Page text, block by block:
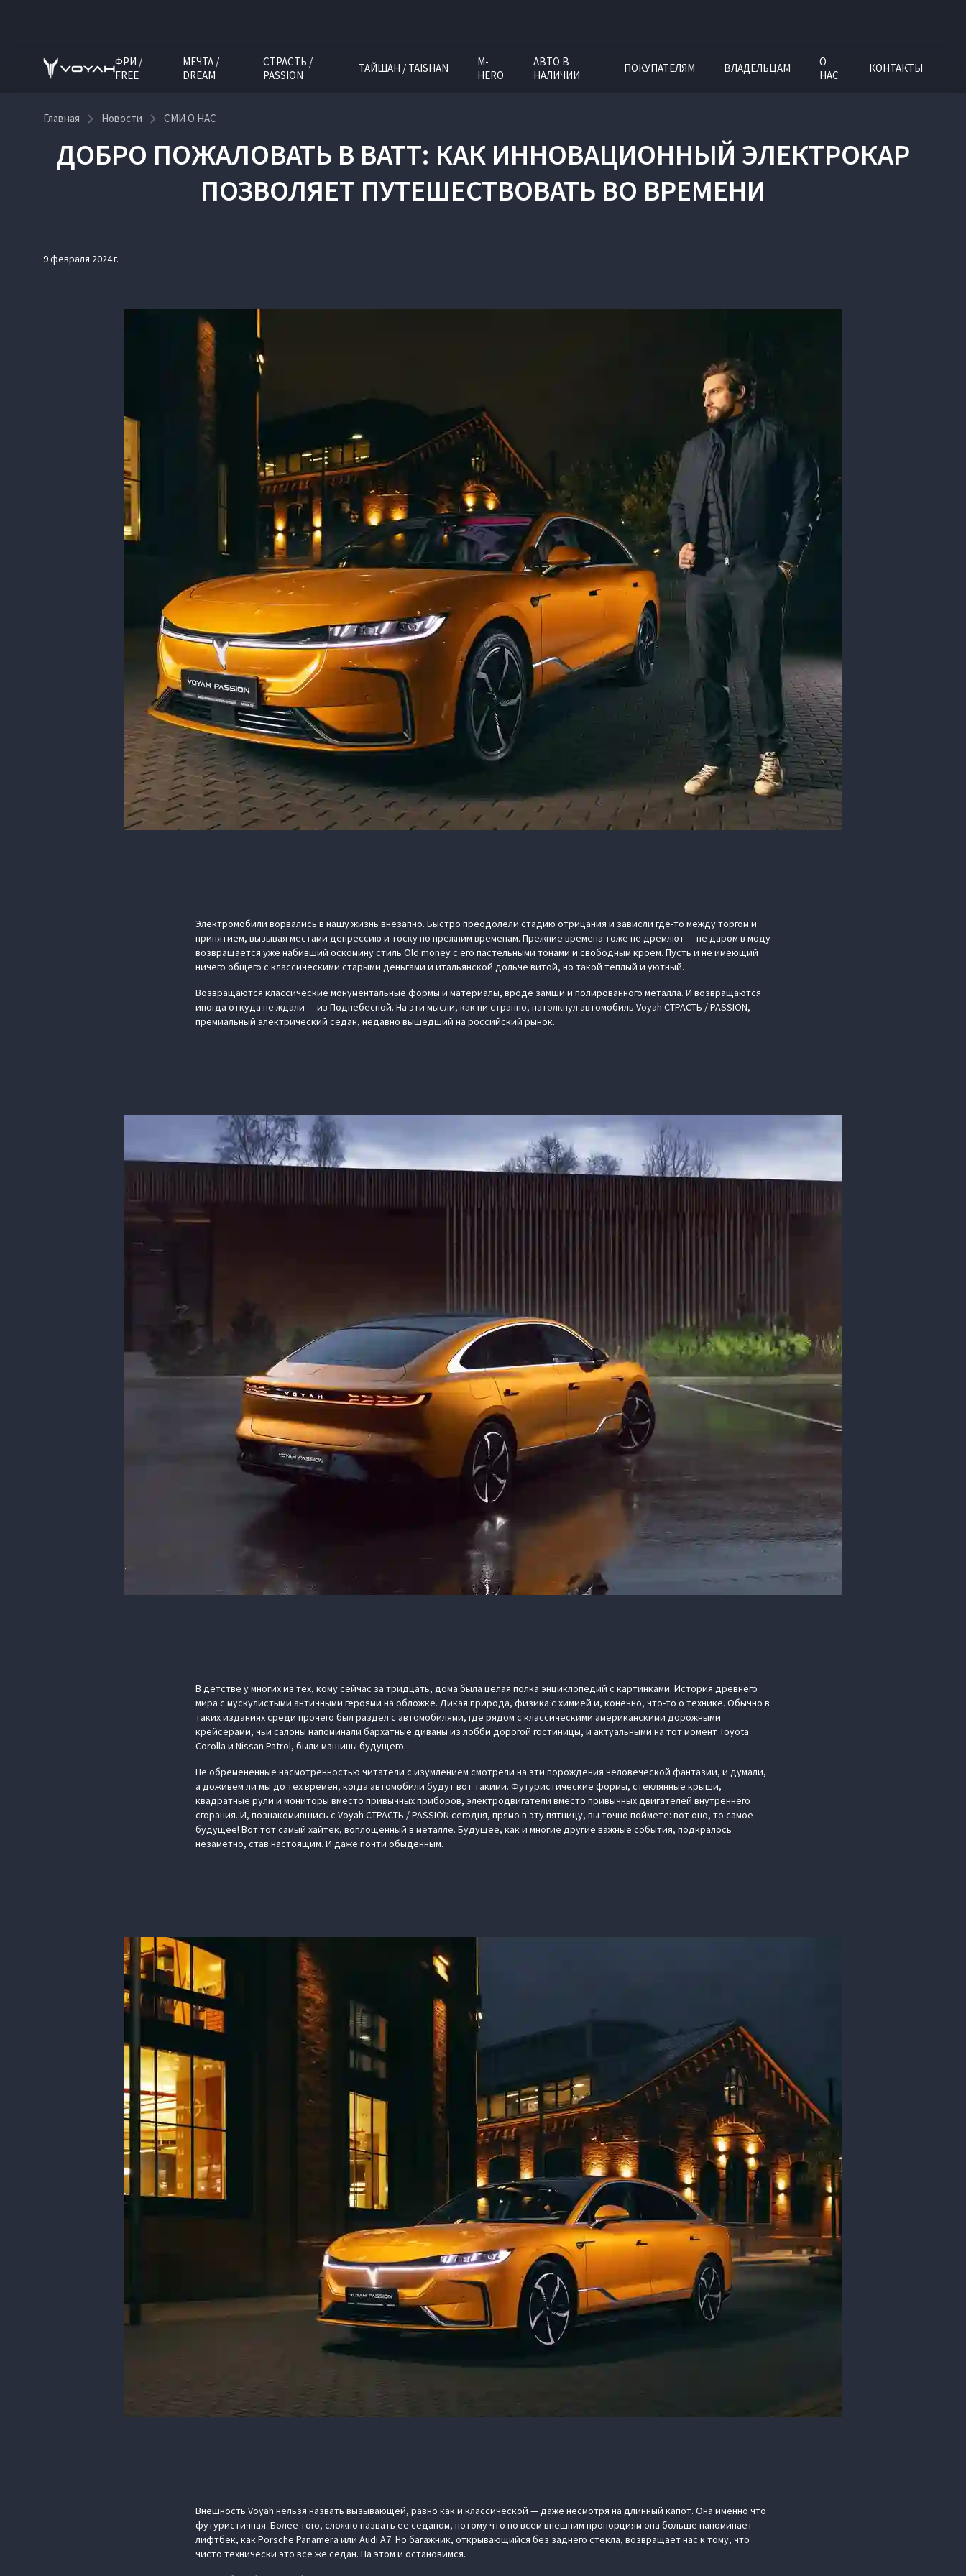
ФРИ /
FREE
МЕЧТА /
DREAM
СТРАСТЬ /
PASSION
ТАЙШАН / TAISHAN
M-
HERO
АВТО В
НАЛИЧИИ
ПОКУПАТЕЛЯМ ВЛАДЕЛЬЦАМ
О
НАС
КОНТАКТЫ
Главная Новости СМИ О НАС
ДОБРО ПОЖАЛОВАТЬ В ВАТТ: КАК ИННОВАЦИОННЫЙ ЭЛЕКТРОКАР
ПОЗВОЛЯЕТ ПУТЕШЕСТВОВАТЬ ВО ВРЕМЕНИ
9 февраля 2024 г.
Электромобили ворвались в нашу жизнь внезапно. Быстро преодолели стадию отрицания и зависли где-то между торгом и
принятием, вызывая местами депрессию и тоску по прежним временам. Прежние времена тоже не дремлют — не даром в моду
возвращается уже набивший оскомину стиль Old money с его пастельными тонами и свободным кроем. Пусть и не имеющий
ничего общего с классическими старыми деньгами и итальянской дольче витой, но такой теплый и уютный.
Возвращаются классические монументальные формы и материалы, вроде замши и полированного металла. И возвращаются
иногда откуда не ждали — из Поднебесной. На эти мысли, как ни странно, натолкнул автомобиль Voyah СТРАСТЬ / PASSION,
премиальный электрический седан, недавно вышедший на российский рынок.
В детстве у многих из тех, кому сейчас за тридцать, дома была целая полка энциклопедий с картинками. История древнего
мира с мускулистыми античными героями на обложке. Дикая природа, физика с химией и, конечно, что-то о технике. Обычно в
таких изданиях среди прочего был раздел с автомобилями, где рядом с классическими американскими дорожными
крейсерами, чьи салоны напоминали бархатные диваны из лобби дорогой гостиницы, и актуальными на тот момент Toyota
Corolla и Nissan Patrol, были машины будущего.
Не обремененные насмотренностью читатели с изумлением смотрели на эти порождения человеческой фантазии, и думали,
а доживем ли мы до тех времен, когда автомобили будут вот такими. Футуристические формы, стеклянные крыши,
квадратные рули и мониторы вместо привычных приборов, электродвигатели вместо привычных двигателей внутреннего
сгорания. И, познакомившись с Voyah СТРАСТЬ / PASSION сегодня, прямо в эту пятницу, вы точно поймете: вот оно, то самое
будущее! Вот тот самый хайтек, воплощенный в металле. Будущее, как и многие другие важные события, подкралось
незаметно, став настоящим. И даже почти обыденным.
Внешность Voyah нельзя назвать вызывающей, равно как и классической — даже несмотря на длинный капот. Она именно что
футуристичная. Более того, сложно назвать ее седаном, потому что по всем внешним пропорциям она больше напоминает
лифтбек, как Porsche Panamera или Audi A7. Но багажник, открывающийся без заднего стекла, возвращает нас к тому, что
чисто технически это все же седан. На этом и остановимся.